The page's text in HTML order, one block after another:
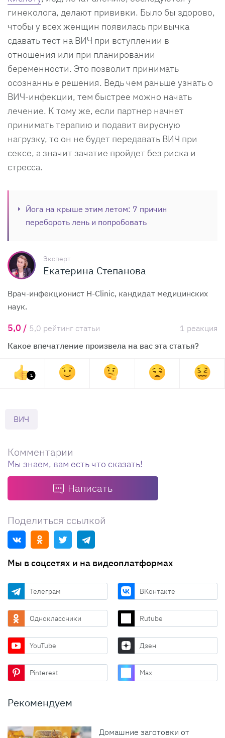
гинеколога, делают прививки. Было бы здорово,
чтобы у всех женщин появилась привычка
сдавать тест на ВИЧ при вступлении в
отношения или при планировании
беременности. Это позволит принимать
осознанные решения. Ведь чем раньше узнать о
ВИЧ-инфекции, тем быстрее можно начать
лечение. К тому же, если партнер начнет
принимать терапию и подавит вирусную
нагрузку, то он не будет передавать ВИЧ при
сексе, а значит зачатие пройдет без риска и
стресса.
Йога на крыше этим летом: 7 причин
перебороть лень и попробовать
Эксперт
Екатерина Степанова
Врач-инфекционист H-Clinic, кандидат медицинских
наук.
5,0 / 5,0 рейтинг статьи
1 реакция
Какое впечатление произвела на вас эта статья?
1
ВИЧ
Комментарии
Мы знаем, вам есть что сказать!
Написать
Поделиться ссылкой
Мы в соцсетях и на видеоплатформах
Телеграм ВКонтакте
Одноклассники Rutube
YouTube Дзен
Pinterest Max
Рекомендуем
Домашние заготовки от